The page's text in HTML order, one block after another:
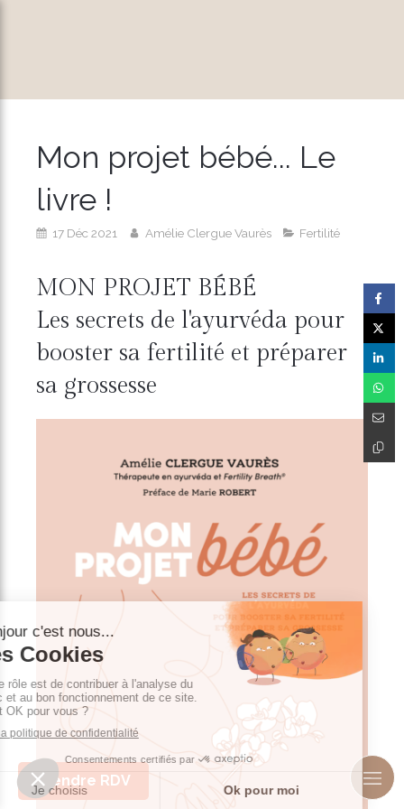
Prendre RDV
Mon projet bébé... Le
livre !
17 Déc 2021 Amélie Clergue Vaurès Fertilité
MON PROJET BÉBÉ
Les secrets de l'ayurvéda pour
booster sa fertilité et préparer
sa grossesse